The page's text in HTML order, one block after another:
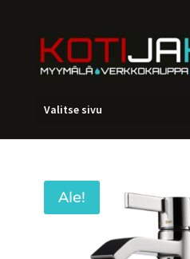
Valitse sivu
Ale!